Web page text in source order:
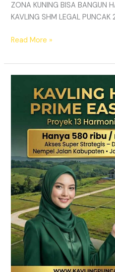
ZONA KUNING BISA BANGUN
KAVLING SHM LEGAL PUNCAK
Read More »
MURAH
Puncak
Panduan
Lengkap
&
Legalitas
Jelas